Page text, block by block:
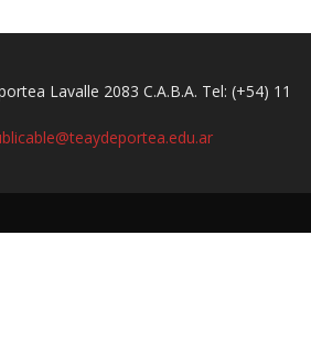
Lavalle 2083 C.A.B.A. Tel: (+54) 11